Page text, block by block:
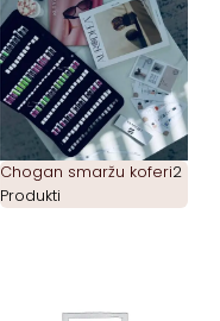
Chogan smaržu koferi2
Produkti